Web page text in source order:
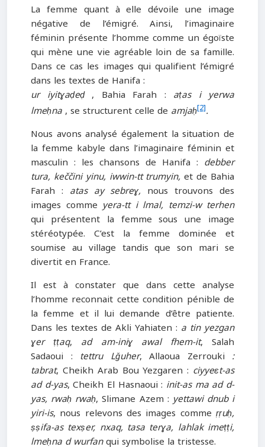
La femme quant à elle dévoile une image
négative de l’émigré. Ainsi, l’imaginaire
féminin présente l’homme comme un égoïste
qui mène une vie agréable loin de sa famille.
Dans ce cas les images qui qualifient l’émigré
dans les textes de Hanifa :
ur iyitɣaḍeḍ , Bahia Farah : aṭas i yerwa
lmeḥna, se structurent celle de amjaḥ[2].
Nous avons analysé également la situation de
la femme kabyle dans l’imaginaire féminin et
masculin : les chansons de Hanifa : debber
tura, keččini yinu, iwwin-tt trumyin, et de Bahia
Farah : atas ay sebreɣ, nous trouvons des
images commeyera-tt i lmal, temzi-w terhen
qui présentent la femme sous une image
stéréotypée. C’est la femme dominée et
soumise au village tandis que son mari se
divertit en France.
Il est à constater que dans cette analyse
l’homme reconnait cette condition pénible de
la femme et il lui demande d’être patiente.
Dans les textes de Akli Yahiaten : a tin yezgan
ɣer ṭṭaq, ad am-iniɣ awal fhem-it, Salah
Sadaoui : tettru Lǧuher, Allaoua Zerrouki :
tabrat, Cheikh Arab Bou Yezgaren : ciyyeɛt-as
ad d-yas, Cheikh El Hasnaoui : init-as ma ad d-
yas, rwaḥ rwaḥ, Slimane Azem :yettawi dnub i
yiri-is, nous relevons des images comme ṛṛuḥ,
ṣṣifa-as texṣer, nxaq, tasa terɣa, lahlak imeṭṭi,
lmeḥna d wurfanqui symbolise la tristesse.